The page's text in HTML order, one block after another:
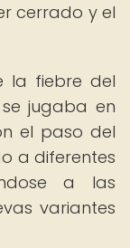
cerrado y el
la fiebre del
jugaba en
el paso del
a diferentes
a las
variantes